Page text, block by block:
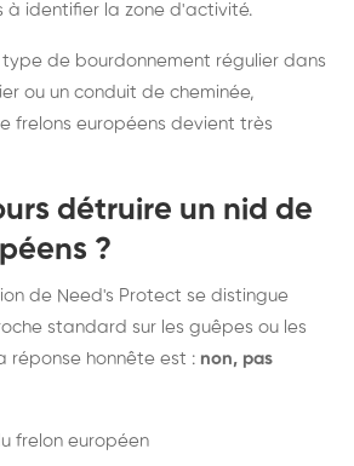
à identifier la zone d'activité.
de bourdonnement régulier dans
ou un conduit de cheminée,
frelons européens devient très
détruire un nid de
?
de Need's Protect se distingue
standard sur les guêpes ou les
réponse honnête est : non, pas
frelon européen